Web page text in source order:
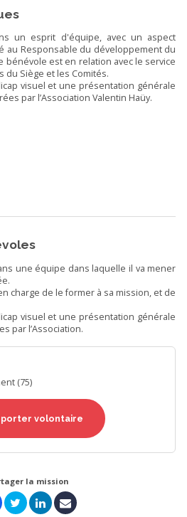
un esprit d'équipe, avec un aspect
au Responsable du développement du
bénévole est en relation avec le service
du Siège et les Comités.
visuel et une présentation générale
par l’Association Valentin Haüy.
une équipe dans laquelle il va mener
charge de le former à sa mission, et de
visuel et une présentation générale
par l’Association.
(75)
porter volontaire
la mission